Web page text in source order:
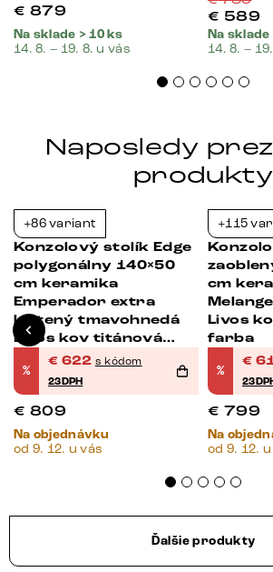
€ 879
Na sklade > 10 ks
14. 8. – 19. 8. u vás
€ 589
Na sklade
14. 8. –
Naposledy
produkty
+86 variant
Konzolový stolík Edge
polygonálny 140×50
cm keramika
Emperador extra
leštený tmavohnedá
Livos kov titánová
farba
%
€ 622 s kódom
23DPH
€ 809
Na objednávku
od 9. 12. u vás
+115
cm
Livos
farba
%
€
€ 799
Na
od 9. 12.
Ďalšie produkty